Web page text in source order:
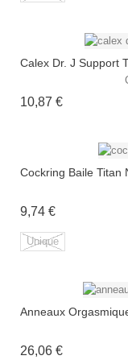
HORS STOCK
HORS STOCK
Calex Dr. J Support
10,87 €Prix
HORS STOCK
Cockring Baile Titan
9,74 €Prix
Unique
Anneaux
26,06 €Prix